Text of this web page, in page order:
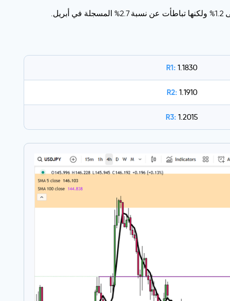
وأظهرت بيانات يوروستات ارتفاع مبيعات التجزئة بنسبة 1.8% على أساس سنوي في شهر مايو، متجاوزةً التوقعات التي كانت تشير إلى 1.2% ولكنها تباطأت عن نسبة 2.7% المسجلة في أبريل.
R1: 1.1830
R2: 1.1910
R3: 1.2015